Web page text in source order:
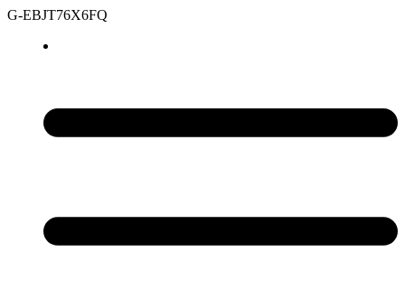
G-EBJT76X6FQ